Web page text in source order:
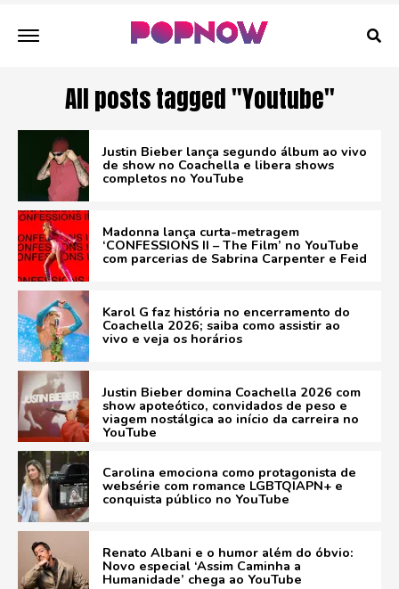
All posts tagged "Youtube"
Justin Bieber lança segundo álbum ao vivo
de show no Coachella e libera shows
completos no YouTube
Madonna lança curta-metragem
‘CONFESSIONS II – The Film’ no YouTube
com parcerias de Sabrina Carpenter e Feid
Karol G faz história no encerramento do
Coachella 2026; saiba como assistir ao
vivo e veja os horários
Justin Bieber domina Coachella 2026 com
show apoteótico, convidados de peso e
viagem nostálgica ao início da carreira no
YouTube
Carolina emociona como protagonista de
websérie com romance LGBTQIAPN+ e
conquista público no YouTube
Renato Albani e o humor além do óbvio:
Novo especial ‘Assim Caminha a
Humanidade’ chega ao YouTube